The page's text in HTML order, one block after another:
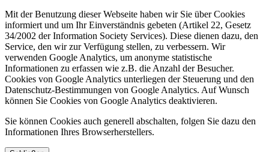
Mit der Benutzung dieser Webseite haben wir Sie über Cookies
informiert und um Ihr Einverständnis gebeten (Artikel 22, Gesetz
34/2002 der Information Society Services). Diese dienen dazu, den
Service, den wir zur Verfügung stellen, zu verbessern. Wir
verwenden Google Analytics, um anonyme statistische
Informationen zu erfassen wie z.B. die Anzahl der Besucher.
Cookies von Google Analytics unterliegen der Steuerung und den
Datenschutz-Bestimmungen von Google Analytics. Auf Wunsch
können Sie Cookies von Google Analytics deaktivieren.
Sie können Cookies auch generell abschalten, folgen Sie dazu den
Informationen Ihres Browserherstellers.